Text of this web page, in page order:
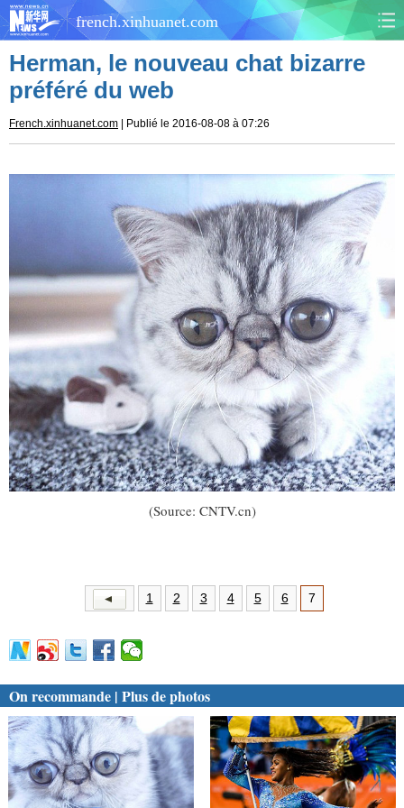
french.xinhuanet.com
CHINE MONDE
SANTÉ SPORTS
SCI&TECH PLANÈTE
TOURISME DOCUMENTS
DOSSIERS PHOTOS
VIDÉOS
Herman, le nouveau chat bizarre
préféré du web
French.xinhuanet.com | Publié le 2016-08-08 à 07:26
(Source: CNTV.cn)
1 2 3 4 5 6 7
On recommande | Plus de photos